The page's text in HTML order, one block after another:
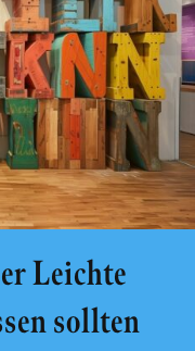
Leichte
sollten